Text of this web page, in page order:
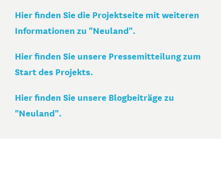
Hier finden Sie die Projektseite mit weiteren
Informationen zu "Neuland".
Hier finden Sie unsere Pressemitteilung zum
Start des Projekts.
Hier finden Sie unsere Blogbeiträge zu
"Neuland".